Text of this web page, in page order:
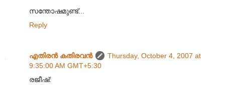
സന്തോഷമുണ്ട്...
Reply
എതിരന്‍ കതിരവന്‍
Thursday, October 4, 2007 at
9:35:00 AM GMT+5:30
രജീഷ്: